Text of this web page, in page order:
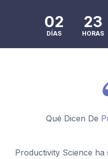
02
DÍAS
23
HORAS
Qué Dicen De
Productivity Science